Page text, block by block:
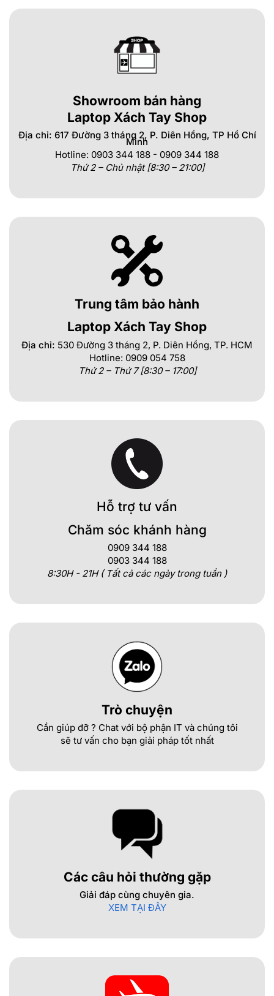
Showroom bán hàng
Laptop Xách Tay Shop
Địa chỉ: 617 Đường 3 tháng 2, P. Diên Hồng, TP Hồ Chí
Minh
Hotline: 0903 344 188 - 0909 344 188
Thứ 2 – Chủ nhật [8:30 – 21:00]
Trung tâm bảo hành
Laptop Xách Tay Shop
Địa chỉ: 530 Đường 3 tháng 2, P. Diên Hồng, TP. HCM
Hotline: 0909 054 758
Thứ 2 – Thứ 7 [8:30 – 17:00]
Hỗ trợ tư vấn
Chăm sóc khánh hàng
0909 344 188
0903 344 188
8:30H - 21H ( Tất cả các ngày trong tuần )
Trò chuyện
Cần giúp đỡ ? Chat với bộ phận IT và chúng tôi
sẽ tư vấn cho bạn giải pháp tốt nhất
Các câu hỏi thường gặp
Giải đáp cùng chuyên gia.
XEM TẠI ĐÂY